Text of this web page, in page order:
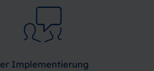
Implementierung